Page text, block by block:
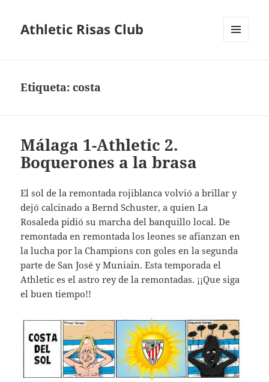
Athletic Risas Club
Etiqueta:costa
Málaga 1-Athletic 2.
Boquerones a la brasa
El sol de la remontada rojiblanca volvió a brillar y
dejó calcinado a Bernd Schuster, a quien La
Rosaleda pidió su marcha del banquillo local. De
remontada en remontada los leones se afianzan en
la lucha por la Champions con goles en la segunda
parte de San José y Muniain. Esta temporada el
Athletic es el astro rey de la remontadas. ¡¡Que siga
el buen tiempo!!